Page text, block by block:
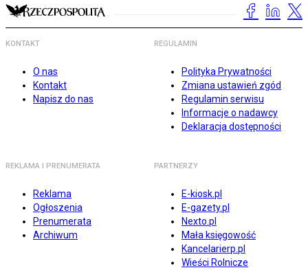
KONTAKT
O nas
Kontakt
Napisz do nas
REGULAMIN
Polityka Prywatności
Zmiana ustawień zgód
Regulamin serwisu
Informacje o nadawcy
Deklaracja dostępności
REKLAMA I PRENUMERATA
Reklama
Ogłoszenia
Prenumerata
Archiwum
PARTNERZY
E-kiosk.pl
E-gazety.pl
Nexto.pl
Mała księgowość
Kancelarierp.pl
Wieści Rolnicze